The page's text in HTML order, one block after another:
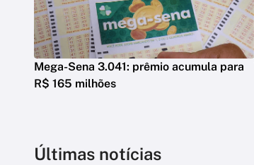
Mega-Sena 3.041: prêmio acumula para
R$ 165 milhões
Últimas notícias